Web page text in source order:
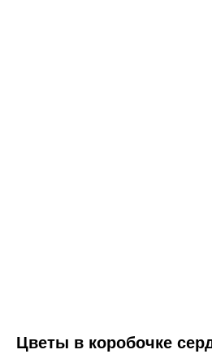
Цветы в коробочке